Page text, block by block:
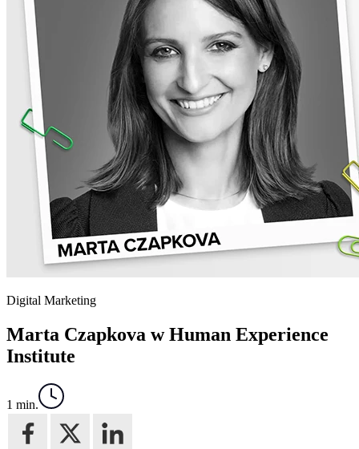
Digital Marketing
Marta Czapkova w Human Experience
Institute
1 min.